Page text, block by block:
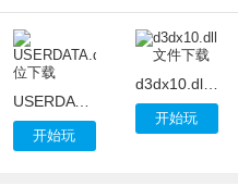
USERDATA.dll_64位下载
开始玩
d3dx10.dll文件下载
开始玩